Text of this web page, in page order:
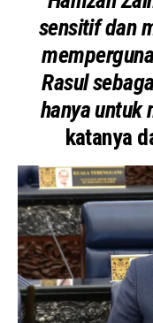
sensitif dan
Rasul
hanya untuk
katanya